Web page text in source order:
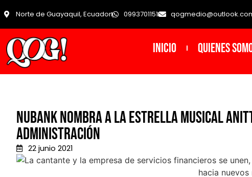
Norte de Guayaquil, Ecuador 0993701151
INICIO Quienes
Nubank nombra a la estrella musical
Administración
22 junio 2021